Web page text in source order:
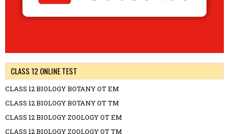
CLASS 12 ONLINE TEST
CLASS 12 BIOLOGY BOTANY OT EM
CLASS 12 BIOLOGY BOTANY OT TM
CLASS 12 BIOLOGY ZOOLOGY OT EM
CLASS 12 BIOLOGY ZOOLOGY OT TM